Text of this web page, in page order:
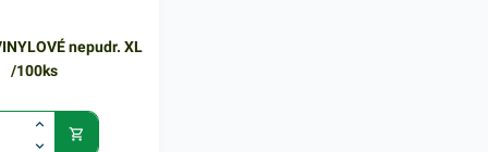
nepudr. XL
/100ks